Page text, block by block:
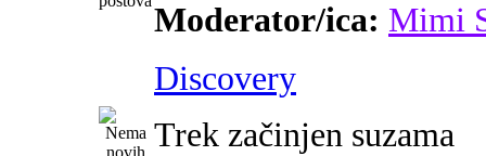
Moderator/ica: Mimi
Discovery
Trek začinjen suzama